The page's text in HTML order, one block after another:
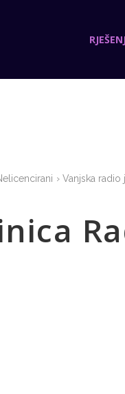
Vanjska radio